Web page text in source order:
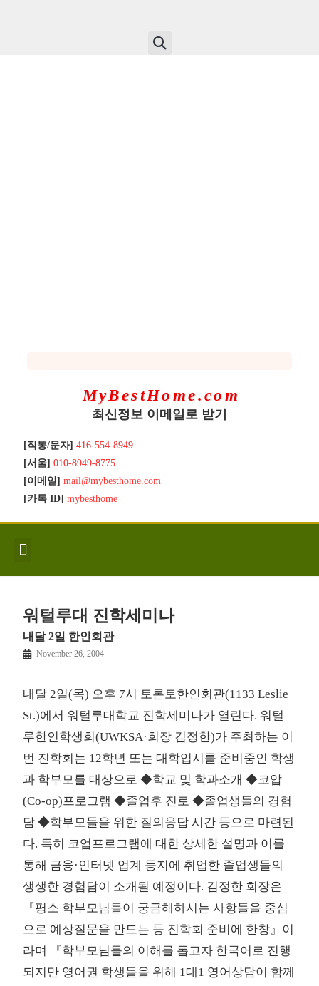
MyBestHome.com
최신정보 이메일로 받기
[직통/문자] 416-554-8949
[서울] 010-8949-8775
[이메일] mail@mybesthome.com
[카톡 ID] mybesthome
워털루대 진학세미나
내달 2일 한인회관
November 26, 2004
내달 2일(목) 오후 7시 토론토한인회관(1133 Leslie
St.)에서 워털루대학교 진학세미나가 열린다. 워털
루한인학생회(UWKSA·회장 김정한)가 주최하는 이
번 진학회는 12학년 또는 대학입시를 준비중인 학생
과 학부모를 대상으로 ◆학교 및 학과소개 ◆코압
(Co-op)프로그램 ◆졸업후 진로 ◆졸업생들의 경험
담 ◆학부모들을 위한 질의응답 시간 등으로 마련된
다. 특히 코업프로그램에 대한 상세한 설명과 이를
통해 금융·인터넷 업계 등지에 취업한 졸업생들의
생생한 경험담이 소개될 예정이다. 김정한 회장은
『평소 학부모님들이 궁금해하시는 사항들을 중심
으로 예상질문을 만드는 등 진학회 준비에 한창』이
라며 『학부모님들의 이해를 돕고자 한국어로 진행
되지만 영어권 학생들을 위해 1대1 영어상담이 함께